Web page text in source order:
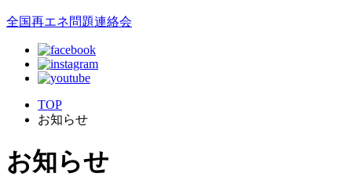
全国再エネ問題連絡会
TOP
お知らせ
お知らせ